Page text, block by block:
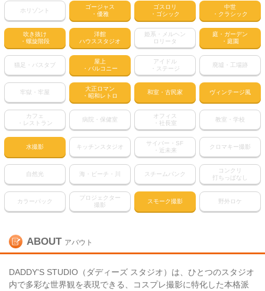
ホリゾント
ゴージャス
・優雅
ゴスロリ
・ゴシック
中世
・クラシック
吹き抜け
・螺旋階段
洋館
ハウススタジオ
姫系・メルヘン
ロリータ
庭・ガーデン
・庭園
猫足・バスタブ
屋上
・バルコニー
アイドル
・ステージ
廃墟・工場跡
牢獄・牢屋
大正ロマン
・昭和レトロ
和室・古民家 ヴィンテージ風
カフェ
・レストラン
病院・保健室
オフィス
・社長室
教室・学校
水撮影 キッチンスタジオ
サイバー・SF
・近未来
クロマキー撮影
自然光 海・ビーチ・川 スチームパンク
コンクリ
打ちっぱなし
カラーパック
プロジェクター
撮影
スモーク撮影 野外ロケ
ABOUT アバウト
DADDY'S STUDIO（ダディーズ スタジオ）は、ひとつのスタジオ
内で多彩な世界観を表現できる、コスプレ撮影に特化した本格派